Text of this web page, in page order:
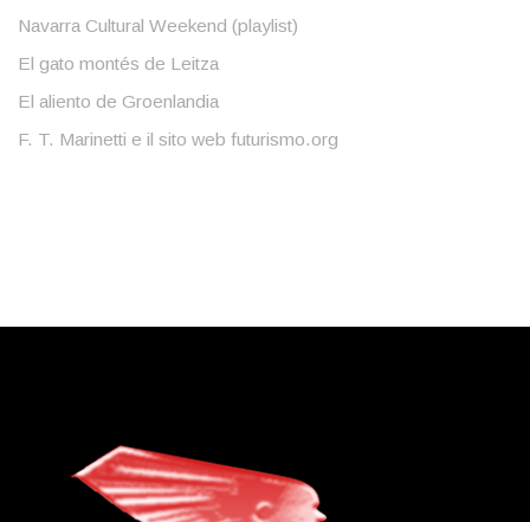
Navarra Cultural Weekend (playlist)
El gato montés de Leitza
El aliento de Groenlandia
F. T. Marinetti e il sito web futurismo.org